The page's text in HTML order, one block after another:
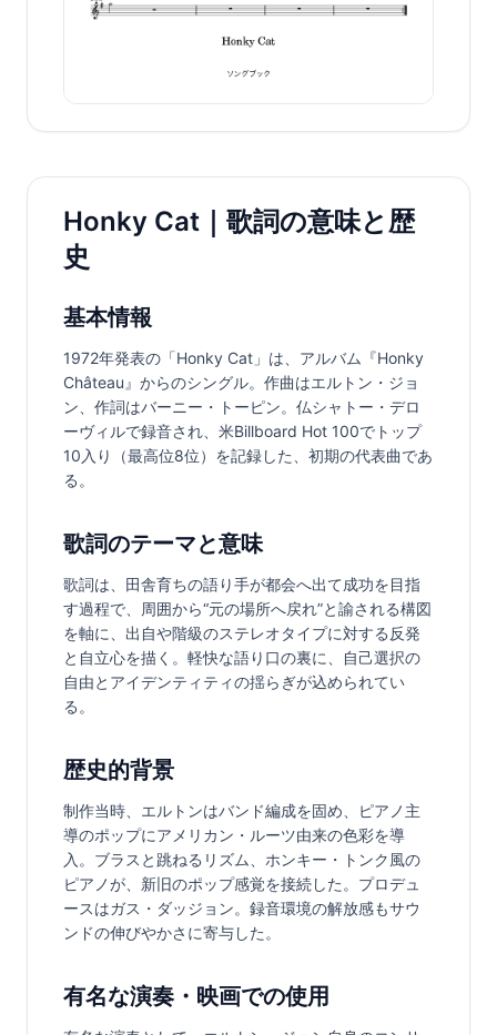
Honky Cat｜歌詞の意味と歴
史
基本情報
1972年発表の「Honky Cat」は、アルバム『Honky
Château』からのシングル。作曲はエルトン・ジョ
ン、作詞はバーニー・トーピン。仏シャトー・デロ
ーヴィルで録音され、米Billboard Hot 100でトップ
10入り（最高位8位）を記録した、初期の代表曲であ
る。
歌詞のテーマと意味
歌詞は、田舎育ちの語り手が都会へ出て成功を目指
す過程で、周囲から“元の場所へ戻れ”と諭される構図
を軸に、出自や階級のステレオタイプに対する反発
と自立心を描く。軽快な語り口の裏に、自己選択の
自由とアイデンティティの揺らぎが込められてい
る。
歴史的背景
制作当時、エルトンはバンド編成を固め、ピアノ主
導のポップにアメリカン・ルーツ由来の色彩を導
入。ブラスと跳ねるリズム、ホンキー・トンク風の
ピアノが、新旧のポップ感覚を接続した。プロデュ
ースはガス・ダッジョン。録音環境の解放感もサウ
ンドの伸びやかさに寄与した。
有名な演奏・映画での使用